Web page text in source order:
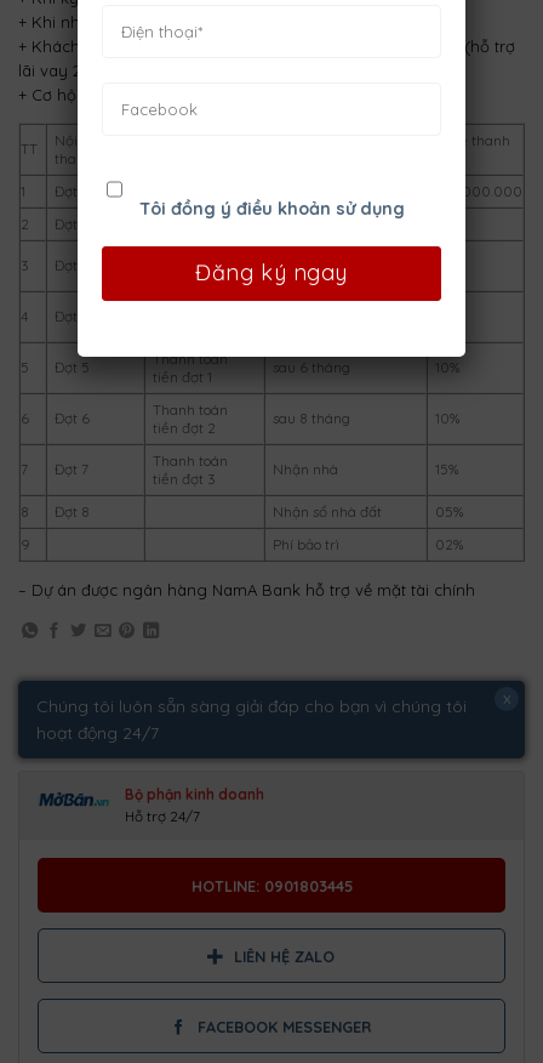
Chúng tôi luôn sẵn sàng giải đáp cho bạn vì chúng tôi
hoạt động 24/7
x
Bộ phận kinh doanh
Hỗ trợ 24/7
HOTLINE: 0901803445
LIÊN HỆ ZALO
FACEBOOK MESSENGER
+ Khi nhận nhà (CK 2%)
+ Khách hàng vay tới 65% ngay khi ký hợp đồng mua bán (hỗ trợ
lãi vay 2% và CK 5%)
+ Cơ hội trúng xe Audi A7 (3.5 tỷ), tỷ lệ 1:17
TT
Nội dung
thanh toán
Tỷ lệ thanh
1
Đợt 1
100.000.000
2
Đợt 2 Ký HĐ cọc
3 Đợt 3
tiền cọc lần 2
nhận cọc lần 1
4 Đợt 4
5 Đợt 5
Thanh toán
tiền đợt 1
sau 6 tháng 10%
6 Đợt 6
Thanh toán
tiền đợt 2
sau 8 tháng 10%
7 Đợt 7
Thanh toán
tiền đợt 3
Nhận nhà 15%
8 Đợt 8 Nhận sổ nhà đất
05%
9
Phí bảo trì 02%
– Dự án được ngân hàng NamA Bank hỗ trợ về mặt tài chính
Tôi đồng ý điều khoản sử dụng